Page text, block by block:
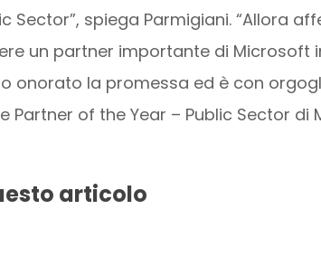
Sector”, spiega Parmigiani. “Allora
un partner importante di Microsoft
onorato la promessa ed è con
of the Year – Public Sector di
articolo